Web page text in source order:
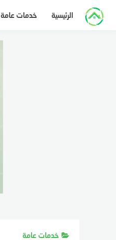
المحتوى
الرئيسية خدمات عامة
خدمات عامة